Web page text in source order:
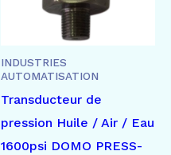
INDUSTRIES
AUTOMATISATION
Transducteur de
pression Huile / Air / Eau
1600psi DOMO PRESS-